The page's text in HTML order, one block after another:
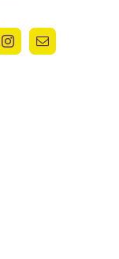
Instagram
Email